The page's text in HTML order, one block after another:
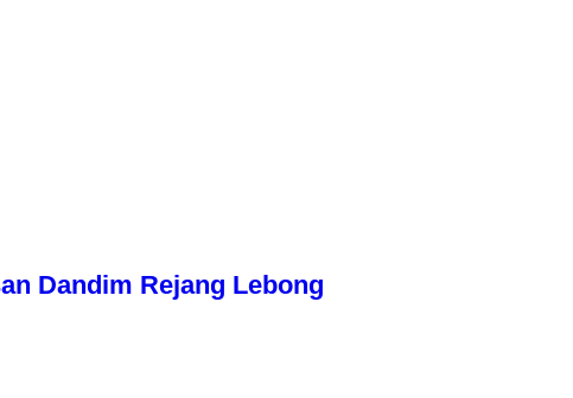
Dandim Rejang Lebong